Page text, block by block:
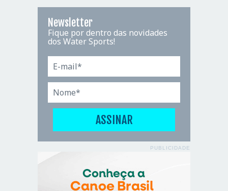
Newsletter
Fique por dentro das novidades
dos Water Sports!
PUBLICIDADE